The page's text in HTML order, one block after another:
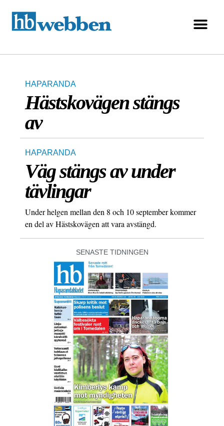
HAPARANDA
Hästskovägen stängs
av
HAPARANDA
Väg stängs av under
tävlingar
Under helgen mellan den 8 och 10 september kommer
en del av Hästskovägen att vara avstängd.
SENASTE TIDNINGEN